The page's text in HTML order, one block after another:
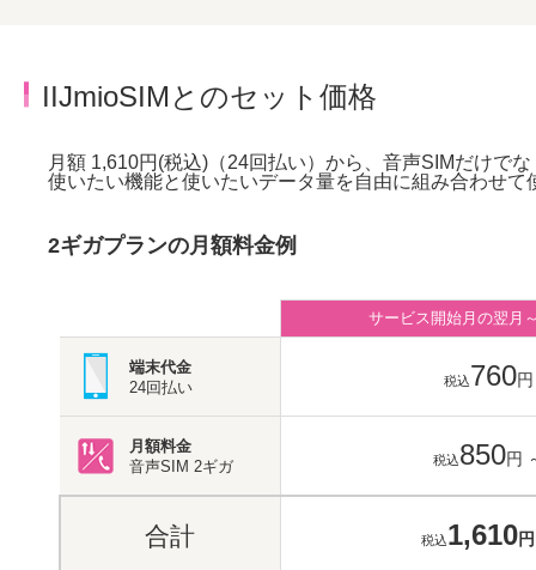
IIJmioSIMとのセット価格
月額 1,610円(税込)（24回払い）から、音声SIMだけで
使いたい機能と使いたいデータ量を自由に組み合わせて
2ギガプランの月額料金例
サービス開始月の翌月
端末代金
24回払い
税込760円
月額料金
音声SIM 2ギガ 税込850円
合計 税込1,610円